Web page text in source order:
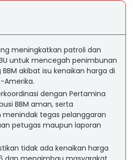
meningkatkan patroli dan
untuk mencegah penimbunan
akibat isu kenaikan harga di
Amerika.
dengan Pertamina
BBM aman, serta
menindak tegas pelanggaran
petugas maupun laporan
tidak ada kenaikan harga